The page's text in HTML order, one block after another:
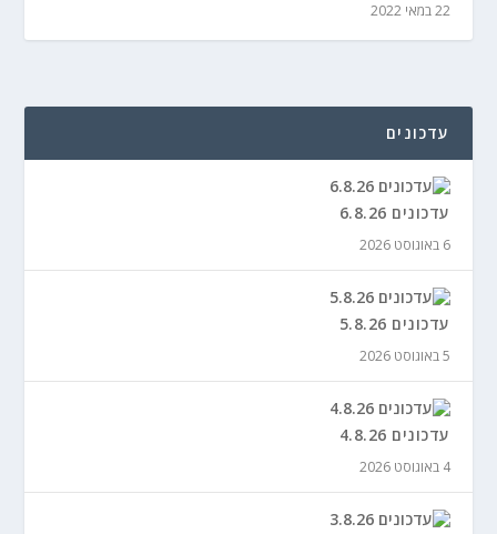
22 במאי 2022
עדכונים
עדכונים 6.8.26
6 באוגוסט 2026
עדכונים 5.8.26
5 באוגוסט 2026
עדכונים 4.8.26
4 באוגוסט 2026